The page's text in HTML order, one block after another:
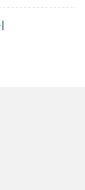
zum